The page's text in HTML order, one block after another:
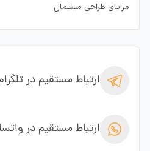
مزایای طراحی مینیمال
ارتباط مستقیم در
ارتباط مستقیم در